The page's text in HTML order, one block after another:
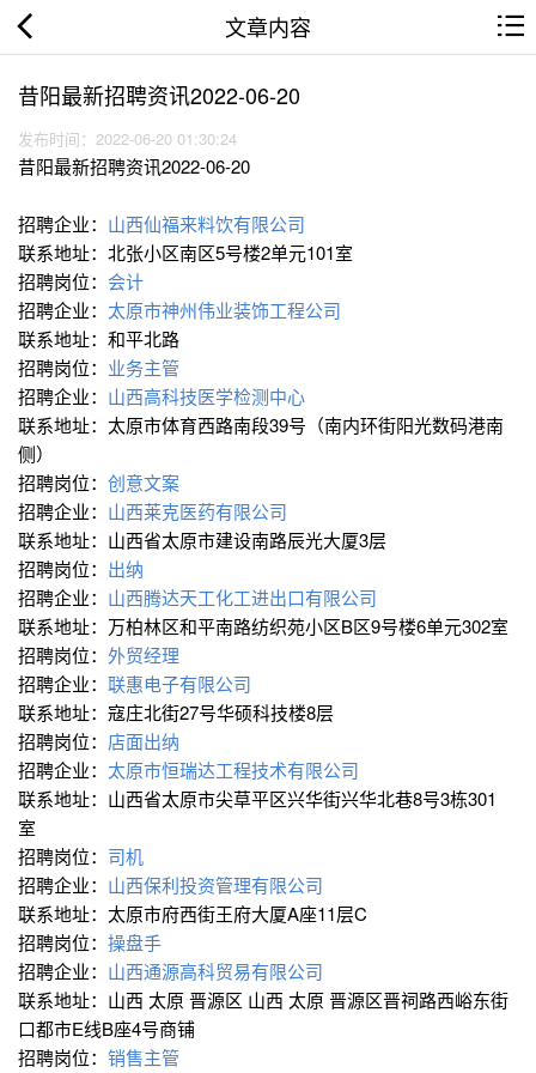
文章内容
昔阳最新招聘资讯2022-06-20
发布时间：2022-06-20 01:30:24
昔阳最新招聘资讯2022-06-20
招聘企业： 山西仙福来料饮有限公司
联系地址：北张小区南区5号楼2单元101室
招聘岗位： 会计
招聘企业： 太原市神州伟业装饰工程公司
联系地址：和平北路
招聘岗位： 业务主管
招聘企业： 山西高科技医学检测中心
联系地址：太原市体育西路南段39号（南内环街阳光数码港南
侧）
招聘岗位： 创意文案
招聘企业： 山西莱克医药有限公司
联系地址：山西省太原市建设南路辰光大厦3层
招聘岗位： 出纳
招聘企业： 山西腾达天工化工进出口有限公司
联系地址：万柏林区和平南路纺织苑小区B区9号楼6单元302室
招聘岗位： 外贸经理
招聘企业： 联惠电子有限公司
联系地址：寇庄北街27号华硕科技楼8层
招聘岗位： 店面出纳
招聘企业： 太原市恒瑞达工程技术有限公司
联系地址：山西省太原市尖草平区兴华街兴华北巷8号3栋301
室
招聘岗位： 司机
招聘企业： 山西保利投资管理有限公司
联系地址：太原市府西街王府大厦A座11层C
招聘岗位： 操盘手
招聘企业： 山西通源高科贸易有限公司
联系地址：山西 太原 晋源区 山西 太原 晋源区晋祠路西峪东街
口都市E线B座4号商铺
招聘岗位： 销售主管